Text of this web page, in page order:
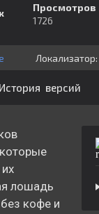
Просмотров
1726
Локализатор:
История версий
лошадь
кофе и